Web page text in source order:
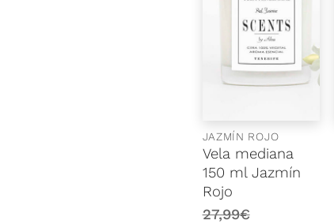
JAZMÍN ROJO
Vela mediana
150 ml Jazmín
Rojo
27,99€